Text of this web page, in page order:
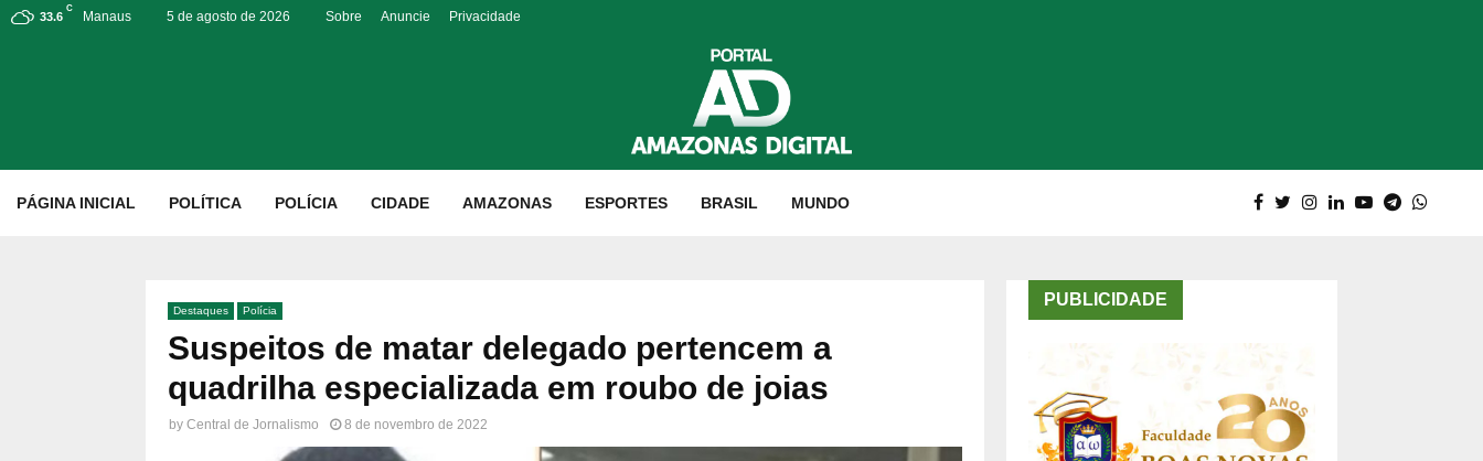
33.6
C
Manaus 5 de agosto de 2026 Sobre Anuncie Privacidade
PÁGINA INICIAL POLÍTICA POLÍCIA CIDADE AMAZONAS ESPORTES BRASIL MUNDO
Destaques Polícia
Suspeitos de matar delegado pertencem a
quadrilha especializada em roubo de joias
by Central de Jornalismo 8 de novembro de 2022
PUBLICIDADE